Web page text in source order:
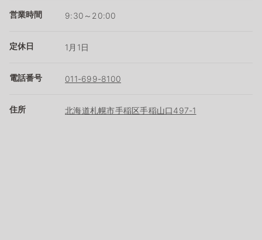
営業時間 9:30～20:00
定休日 1月1日
電話番号 011-699-8100
住所 北海道札幌市手稲区手稲山口497-1